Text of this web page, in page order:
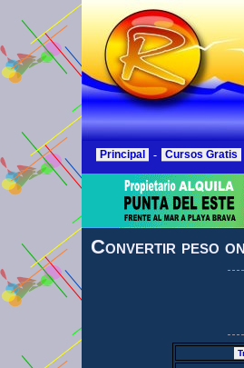
Principal - Cursos Gratis
Convertir peso